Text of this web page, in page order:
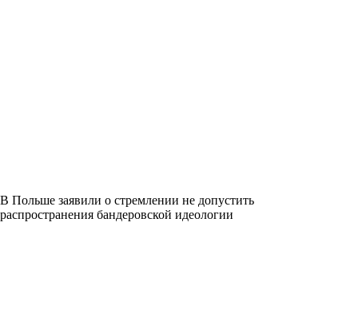
В Польше заявили о стремлении не допустить
распространения бандеровской идеологии